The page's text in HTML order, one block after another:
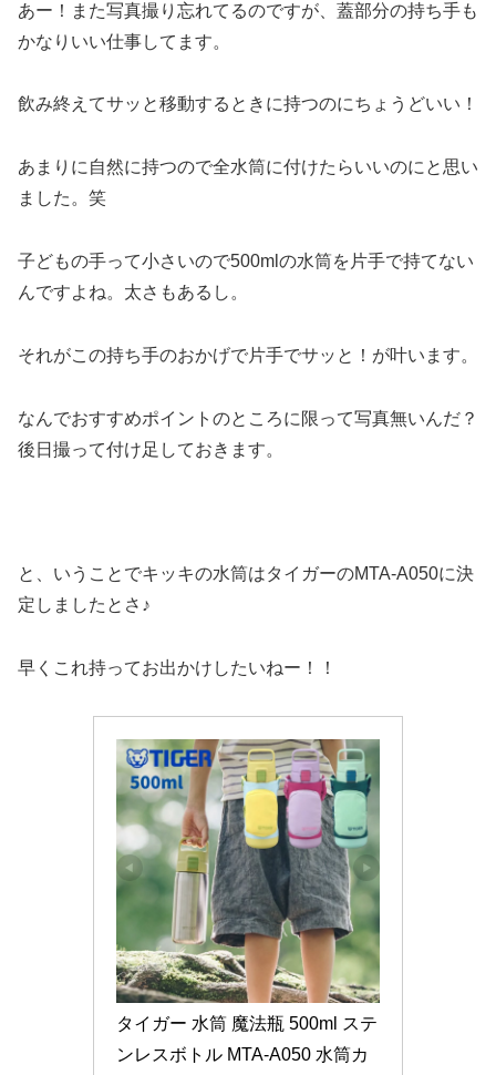
あー！また写真撮り忘れてるのですが、蓋部分の持ち手も
かなりいい仕事してます。
飲み終えてサッと移動するときに持つのにちょうどいい！
あまりに自然に持つので全水筒に付けたらいいのにと思い
ました。笑
子どもの手って小さいので500mlの水筒を片手で持てない
んですよね。太さもあるし。
それがこの持ち手のおかげで片手でサッと！が叶います。
なんでおすすめポイントのところに限って写真無いんだ？
後日撮って付け足しておきます。
と、いうことでキッキの水筒はタイガーのMTA-A050に決
定しましたとさ♪
早くこれ持ってお出かけしたいねー！！
タイガー 水筒 魔法瓶 500ml ステ
ンレスボトル MTA-A050 水筒カ